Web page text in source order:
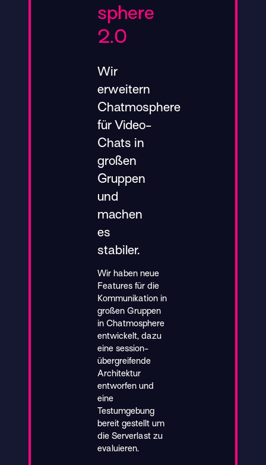
sphere
2.0
Wir
erweitern
Chatmosphere
für Video-
Chats in
großen
Gruppen
und
machen
es
stabiler.
Wir haben neue
Features für die
Kommunikation in
großen Gruppen
in Chatmosphere
entwickelt, dazu
eine session-
übergreifende
Architektur
entworfen und
eine
Testumgebung
bereit gestellt um
die Serverlast zu
evaluieren.